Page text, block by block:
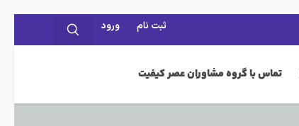
ثبت نام ورود
تماس با گروه مشاوران عصر کیفیت